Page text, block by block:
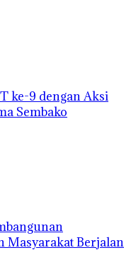
ke-9 dengan Aksi
Sembako
Masyarakat Berjalan